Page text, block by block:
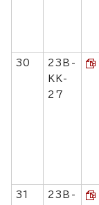
30
23B-
KK-
27
31
23B-